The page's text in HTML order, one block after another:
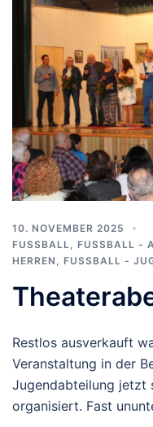
10. NOVEMBER 2025
FUSSBALL
FUSSBALL -
ERREN
FUSSBALL -
Restlos ausverkauft
Veranstaltung in der
Jugendabteilung jetzt
organisiert. Fast